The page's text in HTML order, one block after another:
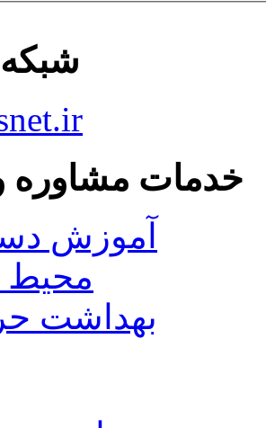
خدمات مشاوره
آموزش
بهداشت